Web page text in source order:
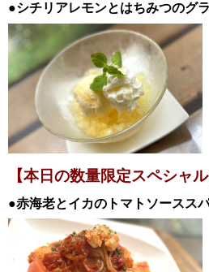
●シチリアレモンとはちみつのグ
【本日の数量限定スペシャル
●赤海老とイカのトマトソースス